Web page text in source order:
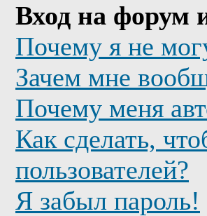
Вход на форум
Почему я не
Зачем мне
Почему меня
Как сделать,
пользователей?
Я забыл пароль!